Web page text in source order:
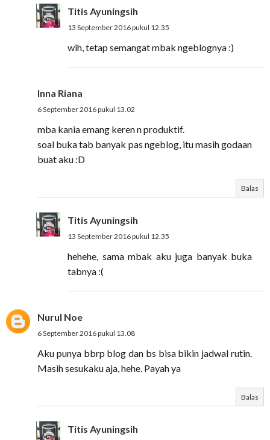
Titis Ayuningsih
13 September 2016 pukul 12.35
wih, tetap semangat mbak ngeblognya :)
Inna Riana
6 September 2016 pukul 13.02
mba kania emang keren n produktif.
soal buka tab banyak pas ngeblog, itu masih godaan
buat aku :D
Balas
Titis Ayuningsih
13 September 2016 pukul 12.35
hehehe, sama mbak aku juga banyak buka
tabnya :(
Nurul Noe
6 September 2016 pukul 13.08
Aku punya bbrp blog dan bs bisa bikin jadwal rutin.
Masih sesukaku aja, hehe. Payah ya
Balas
Titis Ayuningsih